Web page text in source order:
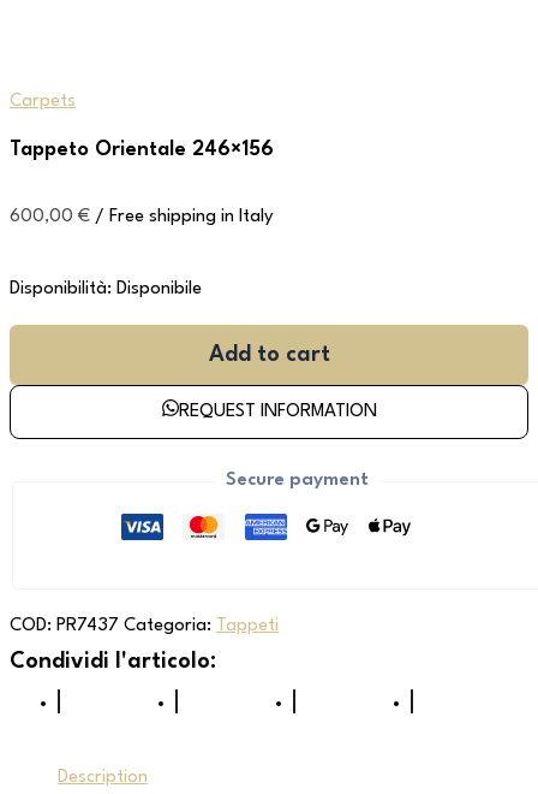
Carpets
Tappeto Orientale 246×156
600,00 € / Free shipping in Italy
Disponibilità: Disponibile
Add to cart
REQUEST INFORMATION
Secure payment
COD: PR7437 Categoria: Tappeti
Description